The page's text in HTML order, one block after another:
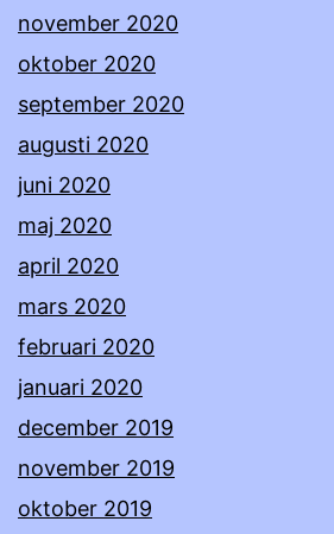
november 2020
oktober 2020
september 2020
augusti 2020
juni 2020
maj 2020
april 2020
mars 2020
februari 2020
januari 2020
december 2019
november 2019
oktober 2019